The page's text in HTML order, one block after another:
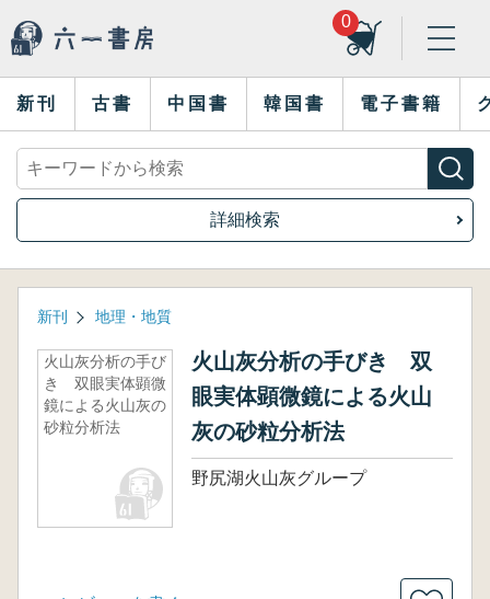
0
新刊 古書 中国書 韓国書 電子書籍
詳細検索
新刊 地理・地質
火山灰分析の手び
き 双眼実体顕微
鏡による火山灰の
砂粒分析法
火山灰分析の手びき 双
眼実体顕微鏡による火山
灰の砂粒分析法
野尻湖火山灰グループ